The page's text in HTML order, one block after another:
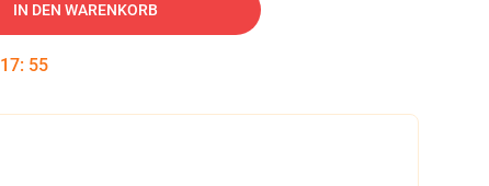
IN DEN WARENKORB
17: 54